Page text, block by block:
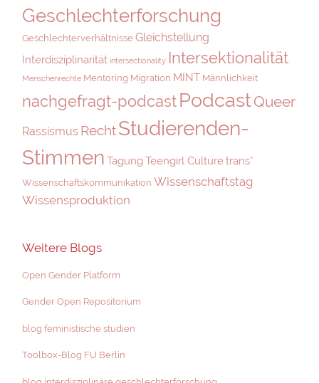
Geschlechterforschung
Geschlechterverhältnisse Gleichstellung
Interdisziplinarität intersectionality Intersektionalität
Menschenrechte Mentoring Migration MINT Männlichkeit
nachgefragt-podcastPodcastQueer
Rassismus RechtStudierenden-
Stimmen Tagung Teengirl Culturetrans*
Wissenschaftskommunikation Wissenschaftstag
Wissensproduktion
Weitere Blogs
Open Gender Platform
Gender Open Repositorium
blog feministische studien
Toolbox-Blog FU Berlin